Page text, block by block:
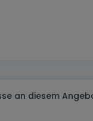
an diesem